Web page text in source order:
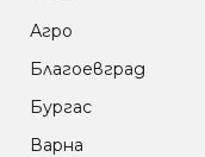
Агро
Благоевград
Бургас
Варна